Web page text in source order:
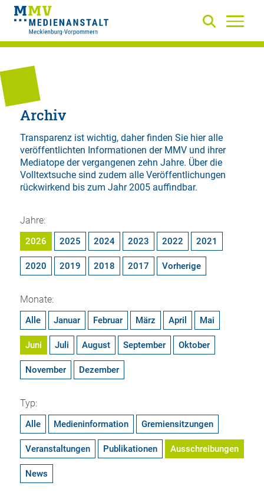
Archiv
Transparenz ist wichtig, daher finden Sie hier alle
veröffentlichten Informationen der MMV und ihrer
Mediatope der vergangenen zehn Jahre. Über die
Volltextsuchesind zudem alle Veröffentlichungen
rückwirkend bis zum Jahr 2005 auffindbar.
Jahre:
2026 2025 2024 2023 2022 2021
2020 2019 2018 2017 Vorherige
Monate:
Alle Januar Februar März April Mai
Juni Juli August September Oktober
November Dezember
Typ:
Alle Medieninformation Gremiensitzungen
Veranstaltungen Publikationen Ausschreibungen
News